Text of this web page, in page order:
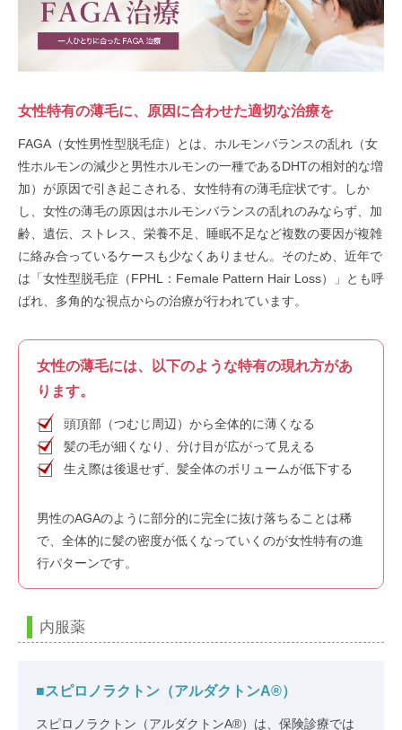
女性特有の薄毛に、原因に合わせた適切な治療を
FAGA（女性男性型脱毛症）とは、ホルモンバランスの乱れ（女
性ホルモンの減少と男性ホルモンの一種であるDHTの相対的な増
加）が原因で引き起こされる、女性特有の薄毛症状です。しか
し、女性の薄毛の原因はホルモンバランスの乱れのみならず、加
齢、遺伝、ストレス、栄養不足、睡眠不足など複数の要因が複雑
に絡み合っているケースも少なくありません。そのため、近年で
は「女性型脱毛症（FPHL：Female Pattern Hair Loss）」とも呼
ばれ、多角的な視点からの治療が行われています。
女性の薄毛には、以下のような特有の現れ方があ
ります。
頭頂部（つむじ周辺）から全体的に薄くなる
髪の毛が細くなり、分け目が広がって見える
生え際は後退せず、髪全体のボリュームが低下する
男性のAGAのように部分的に完全に抜け落ちることは稀
で、全体的に髪の密度が低くなっていくのが女性特有の進
行パターンです。
内服薬
■スピロノラクトン（アルダクトンA®）
スピロノラクトン（アルダクトンA®）は、保険診療では